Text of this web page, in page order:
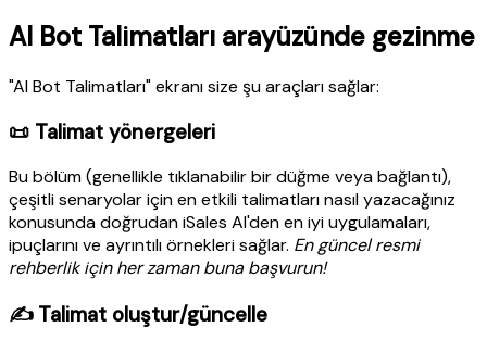
AI Bot Talimatları arayüzünde gezinme
"AI Bot Talimatları" ekranı size şu araçları sağlar:
📜 Talimat yönergeleri
Bu bölüm (genellikle tıklanabilir bir düğme veya bağlantı),
çeşitli senaryolar için en etkili talimatları nasıl yazacağınız
konusunda doğrudan iSales AI'den en iyi uygulamaları,
ipuçlarını ve ayrıntılı örnekleri sağlar. En güncel resmi
rehberlik için her zaman buna başvurun!
✍️ Talimat oluştur/güncelle